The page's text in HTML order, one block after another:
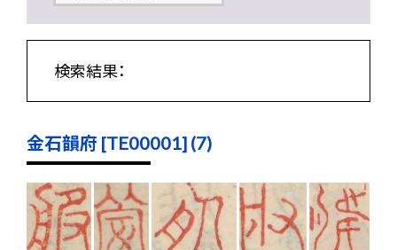
検索結果：
金石韻府 [TE00001] (7)